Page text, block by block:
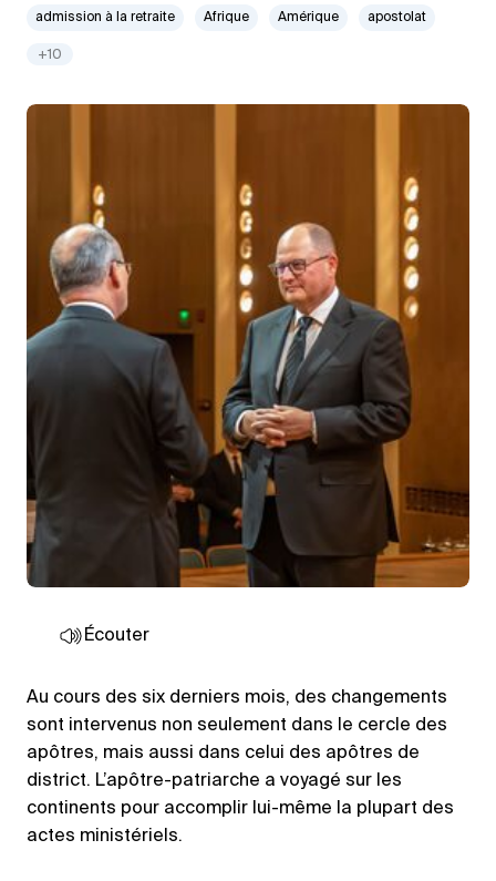
admission à la retraite Afrique Amérique apostolat
+10
Écouter
Au cours des six derniers mois, des changements
sont intervenus non seulement dans le cercle des
apôtres, mais aussi dans celui des apôtres de
district. L’apôtre-patriarche a voyagé sur les
continents pour accomplir lui-même la plupart des
actes ministériels.